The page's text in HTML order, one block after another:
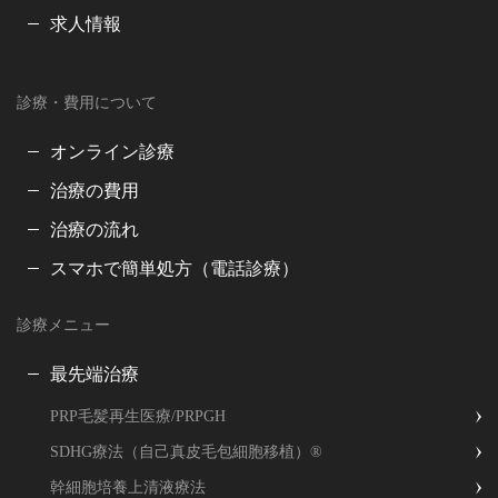
求人情報
診療・費用について
オンライン診療
治療の費用
治療の流れ
スマホで簡単処方（電話診療）
診療メニュー
最先端治療
PRP毛髪再生医療/PRPGH
SDHG療法（自己真皮毛包細胞移植）®
幹細胞培養上清液療法